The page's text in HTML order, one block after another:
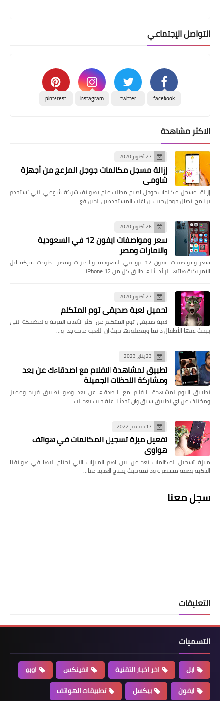
التواصل الإجتماعي
facebook
twitter
instagram
pinterest
الاكثر مشاهدة
27 أكتوبر 2020
إزالة مسجل مكالمات جوجل المزعج من أجهزة
شاومي
إزالة مسجل مكالمات جوجل اصبح مطلب ملح بهواتف شركة شاومي التي تستخدم
برنامج اتصال جوجل حيث ان اغلب المستخدمين الذين فع…
26 أكتوبر 2020
سعر ومواصفات ايفون 12 في السعودية
والامارات ومصر
سعر ومواصفات ايفون 12 برو في السعودية والامارات ومصر طرحت شركة ابل
الامريكية هاتها الرائد اثناء اطلاق كل من iPhone 12 …
27 أكتوبر 2020
تحميل لعبة صديقي توم المتكلم
لعبة صديقي توم المتكلم من اكثر الألعاب المرحة والمضحكة التي
يبحث عنها الأطفال دائما ويفضلونها حيث ان اللعبة مرحة جدا و…
23 يناير 2023
تطبيق لمشاهدة الافلام مع اصدقاءك عن بعد
ومشاركة اللحظات الجميلة
تطبيق اليوم لمشاهدة الافلام مع الاصدقاء عن بعد وهو تطبيق فريد ومميز
ومختلف عن اي تطبيق سبق وان تحدثنا عنة حيث يعد الت…
17 سبتمبر 2022
تفعيل ميزة تسجيل المكالمات في هواتف
هواوي
ميزة تسجيل المكالمات تعد من بين اهم الميزات التي نحتاج اليها في هواتفنا
الذكية بصفة مستمرة ودائمة حيث يحتاج العديد منا…
سجل معنا
التعليقات
التسميات
ابل اخر اخبار التقنية انفينكس
اوبو
ايفون
بيكسل تطبيقات الهواتف